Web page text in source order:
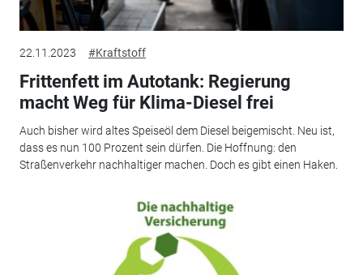
22.11.2023 #Kraftstoff
Frittenfett im Autotank: Regierung
macht Weg für Klima-Diesel frei
Auch bisher wird altes Speiseöl dem Diesel beigemischt. Neu ist,
dass es nun 100 Prozent sein dürfen. Die Hoffnung: den
Straßenverkehr nachhaltiger machen. Doch es gibt einen Haken.